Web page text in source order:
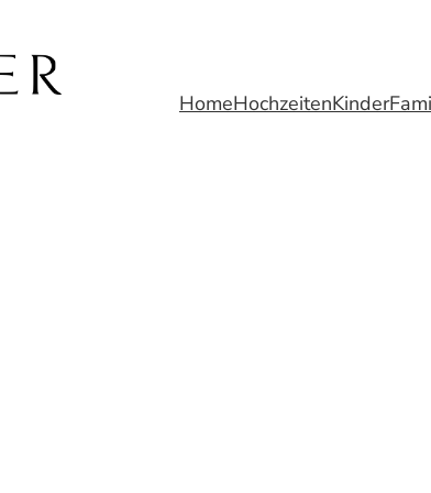
HomeHochzeitenKinder